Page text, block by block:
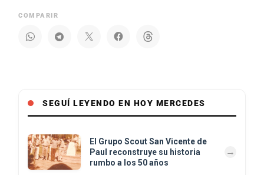
COMPARIR
SEGUÍ LEYENDO EN HOY MERCEDES
El Grupo Scout San Vicente de
Paul reconstruye su historia
rumbo a los 50 años